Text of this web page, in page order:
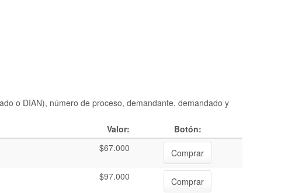
o DIAN), número de proceso, demandante, demandado y
Valor:
Botón:
$67.000
Comprar
$97.000
Comprar